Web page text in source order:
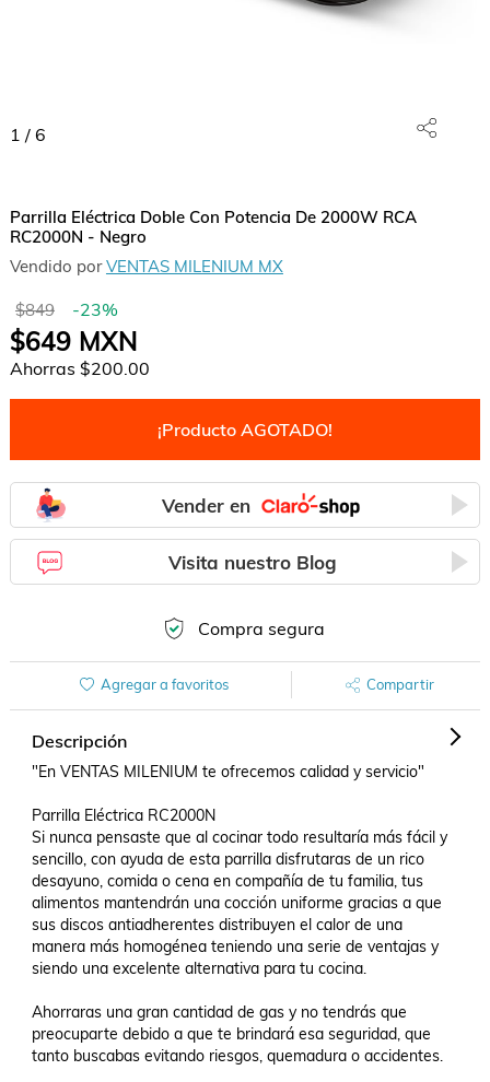
1 / 6
Parrilla Eléctrica Doble Con Potencia De 2000W RCA
RC2000N - Negro
Vendido porVENTAS MILENIUM MX
$849 -23%
$649MXN
Ahorras $200.00
¡Producto AGOTADO!
Vender en
Visita nuestro Blog
Compra segura
Agregar a favoritos Compartir
Descripción
"En VENTAS MILENIUM te ofrecemos calidad y servicio"
Parrilla Eléctrica RC2000N
Si nunca pensaste que al cocinar todo resultaría más fácil y
sencillo, con ayuda de esta parrilla disfrutaras de un rico
desayuno, comida o cena en compañía de tu familia, tus
alimentos mantendrán una cocción uniforme gracias a que
sus discos antiadherentes distribuyen el calor de una
manera más homogénea teniendo una serie de ventajas y
siendo una excelente alternativa para tu cocina.
Ahorraras una gran cantidad de gas y no tendrás que
preocuparte debido a que te brindará esa seguridad, que
tanto buscabas evitando riesgos, quemadura o accidentes.